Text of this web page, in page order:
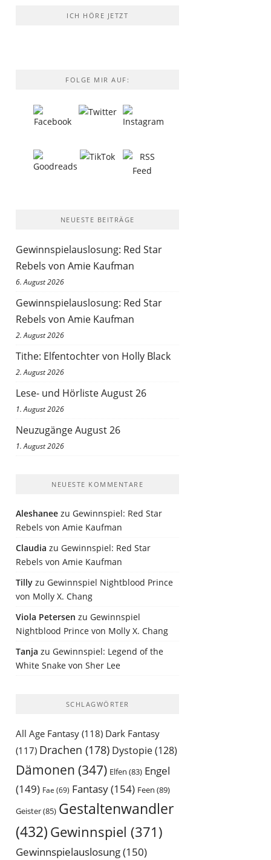
ICH HÖRE JETZT
FOLGE MIR AUF:
NEUESTE BEITRÄGE
Gewinnspielauslosung: Red Star
Rebels von Amie Kaufman
6. August 2026
Gewinnspielauslosung: Red Star
Rebels von Amie Kaufman
2. August 2026
Tithe: Elfentochter von Holly Black
2. August 2026
Lese- und Hörliste August 26
1. August 2026
Neuzugänge August 26
1. August 2026
NEUESTE KOMMENTARE
Aleshanee zu Gewinnspiel: Red Star
Rebels von Amie Kaufman
Claudia zu Gewinnspiel: Red Star
Rebels von Amie Kaufman
Tilly zu Gewinnspiel Nightblood Prince
von Molly X. Chang
Viola Petersen zu Gewinnspiel
Nightblood Prince von Molly X. Chang
Tanja zu Gewinnspiel: Legend of the
White Snake von Sher Lee
SCHLAGWÖRTER
All Age Fantasy (118) Dark Fantasy
(117) Drachen (178) Dystopie(128)
Dämonen (347) Elfen (83) Engel
(149) Fae (69) Fantasy(154) Feen (89)
Geister(85) Gestaltenwandler
(432) Gewinnspiel (371)
Gewinnspielauslosung(150)